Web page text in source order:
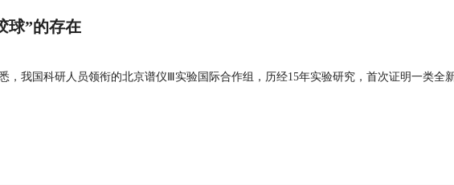
球”的存在
，我国科研人员领衔的北京谱仪Ⅲ实验国际合作组，历经15年实验研究，首次证明一类全